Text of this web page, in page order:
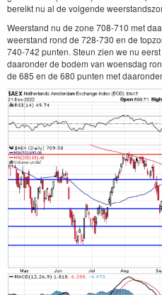
bereikt nu al de volgende
Weerstand nu de zone 708-710 met
weerstand rond de 728-730 en de
740-742 punten. Steun zien we nu
daaronder de bodem van woensdag
de 685 en de 680 punten met